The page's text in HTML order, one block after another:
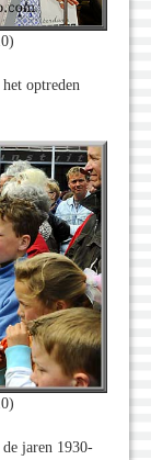
optreden
jaren 1930-